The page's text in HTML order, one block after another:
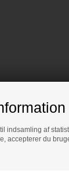
indsamling af
accepterer du